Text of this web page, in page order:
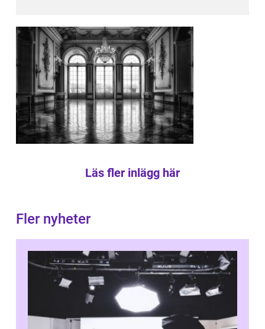
Läs fler inlägg här
Fler nyheter